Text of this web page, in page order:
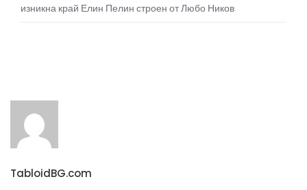
изникна край Елин Пелин строен от Любо Ников
TabloidBG.com